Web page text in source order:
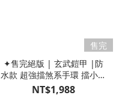
售完
✦售完絕版 | 玄武鎧甲 |防
水款 超強擋煞系手環 擋小人
晶 黑膽石 純銀 擋煞 避邪 水
NT$1,988